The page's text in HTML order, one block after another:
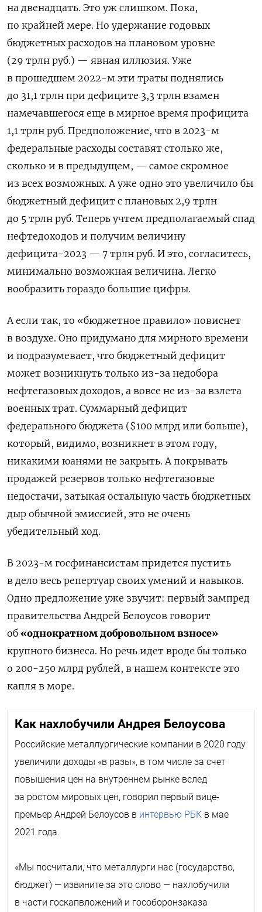
на двенадцать. Это уж слишком. Пока,
по крайней мере. Но удержание годовых
бюджетных расходов на плановом уровне
(29 трлн руб.) — явная иллюзия. Уже
в прошедшем 2022-м эти траты поднялись
до 31,1 трлн при дефиците 3,3 трлн взамен
намечавшегося еще в мирное время профицита
1,1 трлн руб. Предположение, что в 2023-м
федеральные расходы составят столько же,
сколько и в предыдущем, — самое скромное
из всех возможных. А уже одно это увеличило бы
бюджетный дефицит с плановых 2,9 трлн
до 5 трлн руб. Теперь учтем предполагаемый спад
нефтедоходов и получим величину
дефицита-2023 — 7 трлн руб. И это, согласитесь,
минимально возможная величина. Легко
вообразить гораздо большие цифры.
А если так, то «бюджетное правило» повиснет
в воздухе. Оно придумано для мирного времени
и подразумевает, что бюджетный дефицит
может возникнуть только из-за недобора
нефтегазовых доходов, а вовсе не из-за взлета
военных трат. Суммарный дефицит
федерального бюджета ($100 млрд или больше),
который, видимо, возникнет в этом году,
никакими юанями не закрыть. А покрывать
продажей резервов только нефтегазовые
недостачи, затыкая остальную часть бюджетных
дыр обычной эмиссией, это не очень
убедительный ход.
В 2023-м госфинансистам придется пустить
в дело весь репертуар своих умений и навыков.
Одно предложение уже звучит: первый зампред
правительства Андрей Белоусов говорит
об «однократном добровольном взносе»
крупного бизнеса. Но речь идет вроде бы только
о 200-250 млрд рублей, в нашем контексте это
капля в море.
Как нахлобучили Андрея Белоусова
Российские металлургические компании в 2020 году
увеличили доходы «в разы», в том числе за счет
повышения цен на внутреннем рынке вслед
за ростом мировых цен, говорил первый вице-
премьер Андрей Белоусов в интервью РБК в мае
2021 года.
«Мы посчитали, что металлурги нас (государство,
бюджет) — извините за это слово — нахлобучили
в части госкапвложений и гособоронзаказа